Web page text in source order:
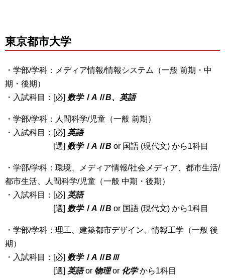
東京都市大学
・学部/学科：メディア情報/情報システム（一般 前期・中
期・後期）
・入試科目：[必] 数学ⅠAⅡB、英語
・学部/学科：人間科学/児童（一般 前期）
・入試科目：[必] 英語
[選] 数学ⅠAⅡB or 国語 (現代文) から1科目
・学部/学科：環境、メディア情報/社会メディア、都市生活/
都市生活、人間科学/児童（一般 中期・後期）
・入試科目：[必] 英語
[選] 数学ⅠAⅡB or 国語 (現代文) から1科目
・学部/学科：理工、建築都市デザイン、情報工学（一般 後
期）
・入試科目：[必] 数学ⅠAⅡBⅢ
[選] 英語or 物理or 化学から1科目